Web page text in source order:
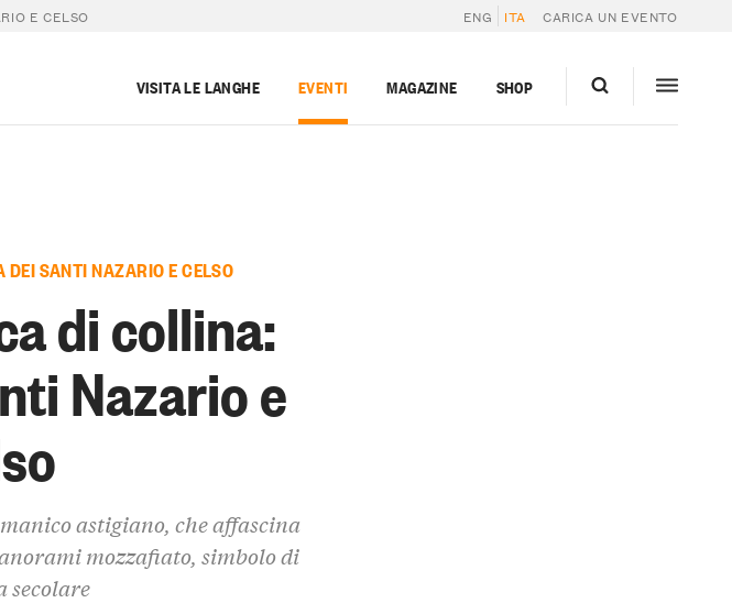
E CELSO ENG ITA CARICA UN EVENTO
VISITA LE LANGHE EVENTI MAGAZINE SHOP
SANTI NAZARIO E CELSO
di collina:
Nazario e
astigiano, che affascina
mozzafiato, simbolo di
secolare